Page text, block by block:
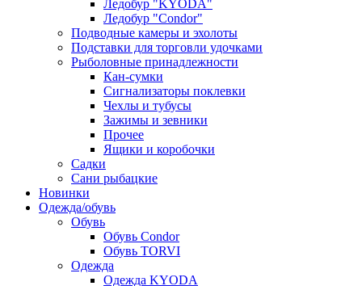
Ледобур "KYODA"
Ледобур "Condor"
Подводные камеры и эхолоты
Подставки для торговли удочками
Рыболовные принадлежности
Кан-сумки
Сигнализаторы поклевки
Чехлы и тубусы
Зажимы и зевники
Прочее
Ящики и коробочки
Садки
Сани рыбацкие
Новинки
Одежда/обувь
Обувь
Обувь Condor
Обувь TORVI
Одежда
Одежда KYODA